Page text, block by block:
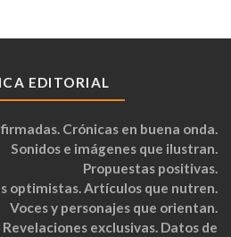
EDITORIAL
Crónicas en buena onda.
Sonidos e imágenes que ilustran.
Propuestas positivas.
optimistas. Artículos que nutren.
Voces y personajes que orientan.
exclusivas. Datos de